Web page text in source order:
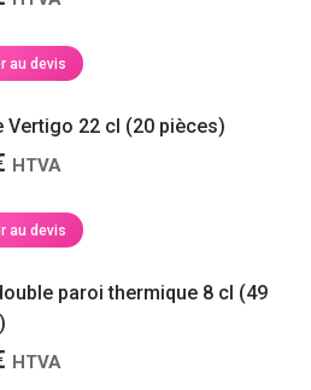
au devis
Vertigo 22 cl (20 pièces)
HTVA
au devis
paroi thermique 8 cl (49
HTVA